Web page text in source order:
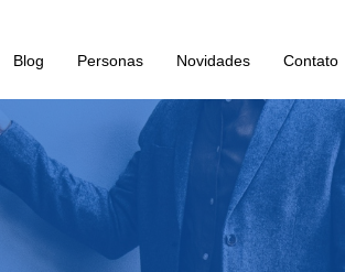
Blog Personas Novidades Contato